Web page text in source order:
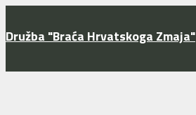
Družba "Braća Hrvatskoga Zmaja"